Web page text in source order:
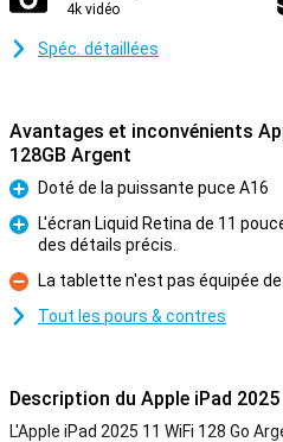
4k vidéo
Spéc. détaillées
Avantages et inconvénients
128GB Argent
Pour
Doté de la puissante puce A16
Pour
L'écran Liquid Retina de 11
des détails précis.
Contre
La tablette n'est pas équipée de
Tout les pours & contres
Description du Apple iPad
L'Apple iPad 2025 11 WiFi 128 Go